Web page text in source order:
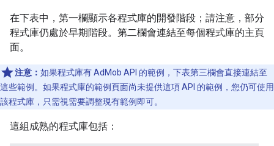
在下表中，第一欄顯示各程式庫的開發階段；請注意，部分
程式庫仍處於早期階段。第二欄會連結至每個程式庫的主頁
面。
注意： 如果程式庫有 AdMob API 的範例，下表第三欄會直接連結至
這些範例。如果程式庫的範例頁面尚未提供這項 API 的範例，您仍可使用
該程式庫，只需視需要調整現有範例即可。
這組成熟的程式庫包括：